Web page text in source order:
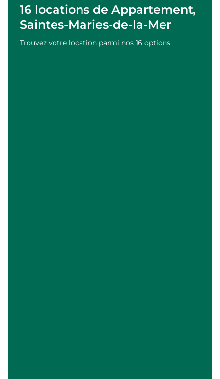
16 locations de Appartement,
Saintes-Maries-de-la-Mer
Trouvez votre location parmi nos 16 options